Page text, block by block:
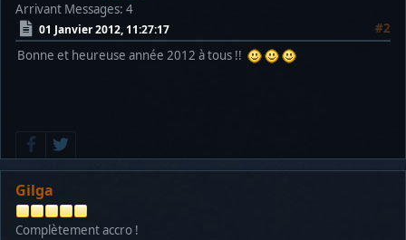
Arrivant Messages: 4
01 Janvier 2012, 11:27:17
#2
Bonne et heureuse année 2012 à tous !!
Gilga
Complètement accro !